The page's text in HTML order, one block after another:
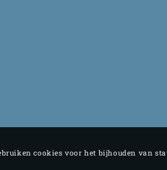
cookies voor het bijhouden van